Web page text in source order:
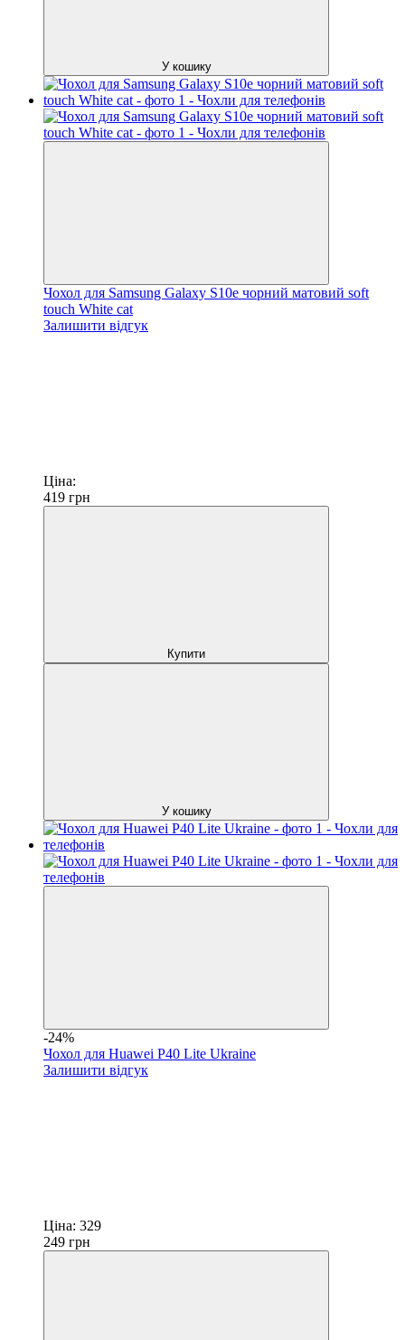
У кошику
Чохол для Samsung Galaxy S10e чорний матовий soft
touch White cat
Залишити відгук
Ціна:
419 грн
Купити
У кошику
-24%
Чохол для Huawei P40 Lite Ukraine
Залишити відгук
Ціна: 329
249 грн